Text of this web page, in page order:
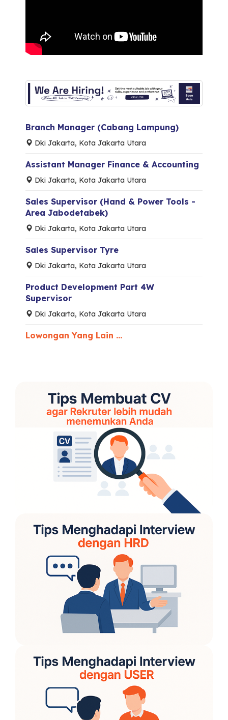
Branch Manager (Cabang Lampung)
Dki Jakarta, Kota Jakarta Utara
Assistant Manager Finance & Accounting
Dki Jakarta, Kota Jakarta Utara
Sales Supervisor (Hand & Power Tools -
Area Jabodetabek)
Dki Jakarta, Kota Jakarta Utara
Sales Supervisor Tyre
Dki Jakarta, Kota Jakarta Utara
Product Development Part 4W
Supervisor
Dki Jakarta, Kota Jakarta Utara
Lowongan Yang Lain ...